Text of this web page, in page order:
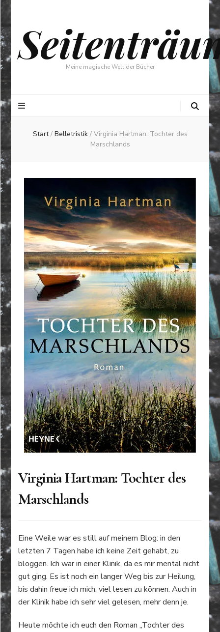
Meine magische Welt der Bücher
Start / Belletristik / Virginia Hartman: Tochter des
Marschlands
Virginia Hartman: Tochter des
Marschlands
Eine Weile war es still auf meinem Blog: in den
letzten 7 Tagen habe ich keine Zeit gehabt, zu
bloggen. Ich war in einer Klinik, da es mir mental nicht
gut ging. Es ist noch ein langer Weg bis zur Heilung,
bis dahin freue ich mich, viel lesen zu können. Auch in
der Klinik habe ich sehr viel gelesen, mehr denn je.
Heute möchte ich euch den Roman „Tochter des